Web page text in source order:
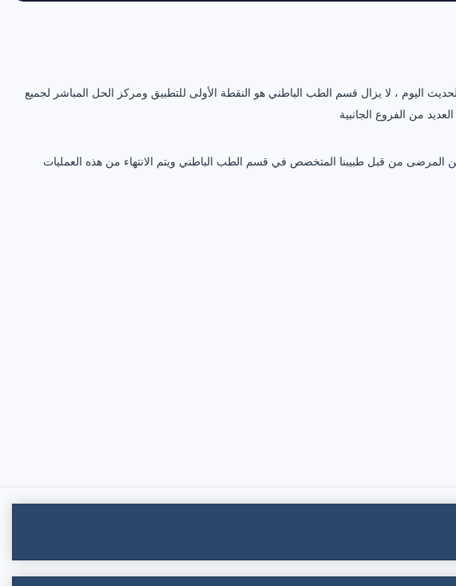
اليوم ، لا يزال قسم الطب الباطني هو النقطة الأولى للتطبيق ومركز الحل المباشر لجميع
من الفروع الجانبية
المرضى من قبل طبيبنا المتخصص في قسم الطب الباطني ويتم الانتهاء من هذه العمليات